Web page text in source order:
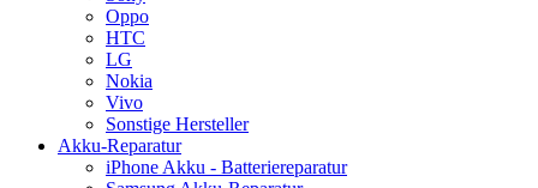
Oppo
HTC
LG
Nokia
Vivo
Sonstige Hersteller
Akku-Reparatur
iPhone Akku - Batteriereparatur